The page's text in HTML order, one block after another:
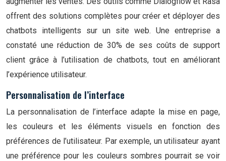
offrent des solutions complètes pour créer et déployer des
chatbots intelligents sur un site web. Une entreprise a
constaté une réduction de 30% de ses coûts de support
client grâce à l’utilisation de chatbots, tout en améliorant
l’expérience utilisateur.
Personnalisation de l’interface
La personnalisation de l’interface adapte la mise en page,
les couleurs et les éléments visuels en fonction des
préférences de l’utilisateur. Par exemple, un utilisateur ayant
une préférence pour les couleurs sombres pourrait se voir